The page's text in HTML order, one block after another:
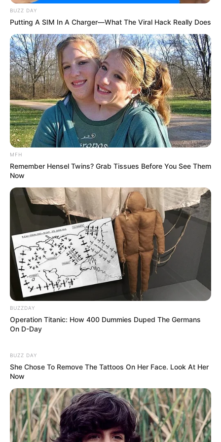
Daftar isi
Biodata & Profil
Nama Lengkap:Jung Ji Hoon/ 정지훈
Nama Panggung: Rain, Bi
Nama Panggilan: B Dragon
Tempat, Tanggal Lahir: Seoul, Korea Selatan, 25 Juni 1982
Kewarganegaraan: Korea Selatan
Pendidikan: Kyung Hee University, Dangkuk University
Agama: Katolik
Zodiak: Cancer
Tinggi Badan: 185 cm
Berat Badan: 74 kg
Golongan Darah: O
Orang Tua: Jung Gi Choon (Ayah)
Saudara: Jung Ha Na
Istri: Kim Tae Hee (Menikah 2017)
Profesi: Penyanyi, Aktor, Produser
Hobi: Mengoleksi Sepatu, Menonton Film, Mendengarkan
Facebook:-
Instagram:@rain_oppa
TikTok:@rain.xix
YouTube:RAIN’s Official Channel
BUZZ DAY
Putting A SIM In A Charger—What The Viral Hack Really Does
MFH
Remember Hensel Twins? Grab Tissues Before You See Them
Now
BUZZDAY
Operation Titanic: How 400 Dummies Duped The Germans
On D-Day
BUZZ DAY
She Chose To Remove The Tattoos On Her Face. Look At Her
Now